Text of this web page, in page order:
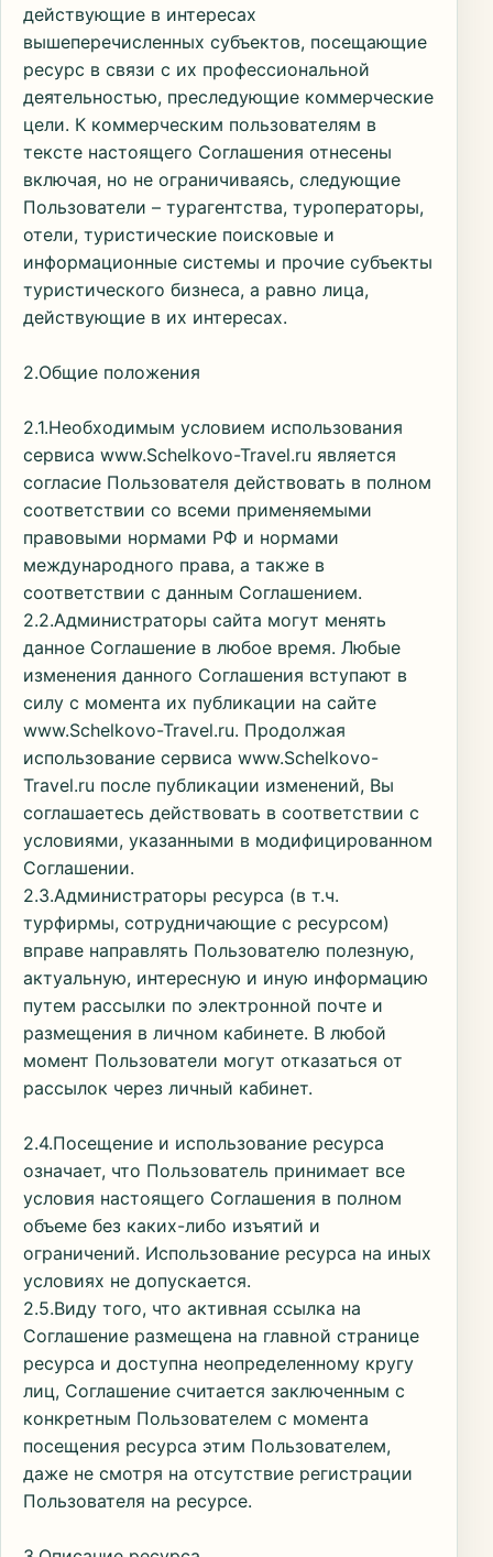
действующие в интересах
вышеперечисленных субъектов, посещающие
ресурс в связи с их профессиональной
деятельностью, преследующие коммерческие
цели. К коммерческим пользователям в
тексте настоящего Соглашения отнесены
включая, но не ограничиваясь, следующие
Пользователи – турагентства, туроператоры,
отели, туристические поисковые и
информационные системы и прочие субъекты
туристического бизнеса, а равно лица,
действующие в их интересах.
2.Общие положения
2.1.Необходимым условием использования
сервиса www.Schelkovo-Travel.ru является
согласие Пользователя действовать в полном
соответствии со всеми применяемыми
правовыми нормами РФ и нормами
международного права, а также в
соответствии с данным Соглашением.
2.2.Администраторы сайта могут менять
данное Соглашение в любое время. Любые
изменения данного Соглашения вступают в
силу с момента их публикации на сайте
www.Schelkovo-Travel.ru. Продолжая
использование сервиса www.Schelkovo-
Travel.ru после публикации изменений, Вы
соглашаетесь действовать в соответствии с
условиями, указанными в модифицированном
Соглашении.
2.3.Администраторы ресурса (в т.ч.
турфирмы, сотрудничающие с ресурсом)
вправе направлять Пользователю полезную,
актуальную, интересную и иную информацию
путем рассылки по электронной почте и
размещения в личном кабинете. В любой
момент Пользователи могут отказаться от
рассылок через личный кабинет.
2.4.Посещение и использование ресурса
означает, что Пользователь принимает все
условия настоящего Соглашения в полном
объеме без каких-либо изъятий и
ограничений. Использование ресурса на иных
условиях не допускается.
2.5.Виду того, что активная ссылка на
Соглашение размещена на главной странице
ресурса и доступна неопределенному кругу
лиц, Соглашение считается заключенным с
конкретным Пользователем с момента
посещения ресурса этим Пользователем,
даже не смотря на отсутствие регистрации
Пользователя на ресурсе.